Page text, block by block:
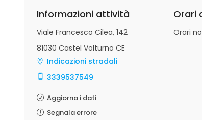
Informazioni attività
Viale Francesco Cilea, 142
81030 Castel Volturno CE
Indicazioni stradali
3339537549
Aggiorna i dati
Segnala errore
Orari
Orari